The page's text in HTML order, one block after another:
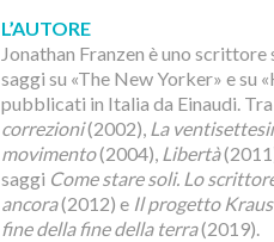
L’AUTORE
Jonathan Franzen è uno
saggi su «The New Yorker» e su
pubblicati in Italia da Einaudi.
correzioni(2002), La
movimento(2004), Libertà
saggi Come stare soli. Lo
ancora(2012) e Il progetto Kraus
fine della fine della terra(2019).